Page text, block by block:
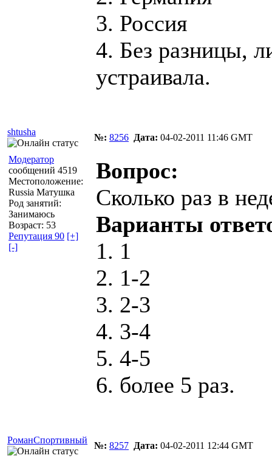
3. Россия
4. Без разницы,
устраивала.
shtusha
№: 8256 Дата: 04-02-2011 11:46 GMT
Модератор
сообщений 4519
Местоположение:
Russia Матушка
Род занятий:
Занимаюсь
Возраст: 53
Репутация 90 [+]
[-]
Вопрос:
Сколько раз в
Варианты
1. 1
2. 1-2
3. 2-3
4. 3-4
5. 4-5
6. более 5 раз.
РоманСпортивный
№: 8257 Дата: 04-02-2011 12:44 GMT